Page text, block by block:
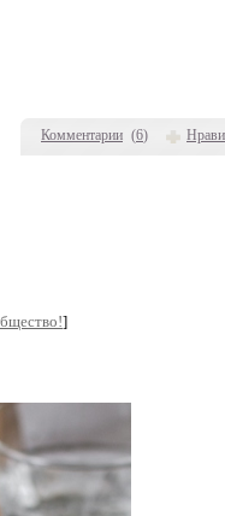
Комментарии (6)
]